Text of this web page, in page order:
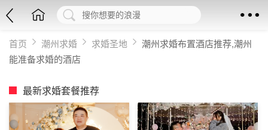
首页 潮州求婚 求婚圣地
潮州求婚布置酒店推荐,潮州
能准备求婚的酒店
最新求婚套餐推荐